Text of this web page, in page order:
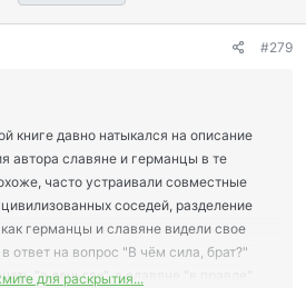
#279
книге давно натыкался на описание
автора славяне и германцы в те
часто устраивали совместные
соседей, разделение
германцы и славяне видели свое
ответ на вопрос "В чём сила, брат?"
"в деньгах", а славяне "в правде".
для раскрытия...